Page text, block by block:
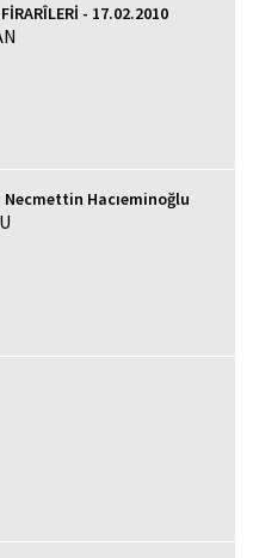
- 17.02.2010
Hacıeminoğlu